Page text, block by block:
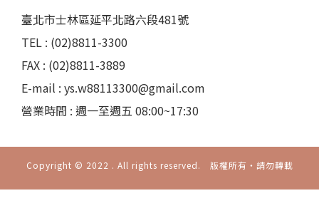
臺北市士林區延平北路六段481號
TEL : (02)8811-3300
FAX : (02)8811-3889
E-mail : ys.w88113300@gmail.com
營業時間 : 週一至週五 08:00~17:30
Copyright © 2022 . All rights reserved. 版權所有‧請勿轉載